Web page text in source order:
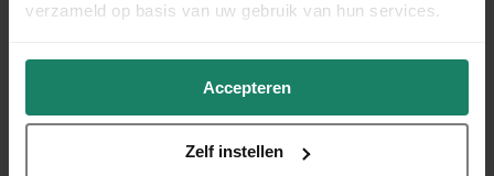
verzameld op basis van uw gebruik van hun services.
Accepteren
Zelf instellen